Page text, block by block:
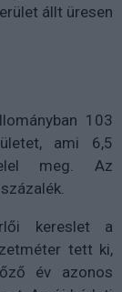
állt üresen
103
ami 6,5
meg. Az
kereslet a
tett ki,
év azonos